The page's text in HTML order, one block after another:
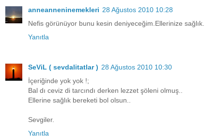
anneanneninemekleri 28 Ağustos 2010 10:28
Nefis görünüyor bunu kesin deniyeceğim.Ellerinize sağlık.
Yanıtla
SeViL ( sevdalitatlar ) 28 Ağustos 2010 10:30
İçeriğinde yok yok !;
Bal dı ceviz di tarcındı derken lezzet şöleni olmuş..
Ellerine sağlık bereketi bol olsun..
Sevgiler.
Yanıtla